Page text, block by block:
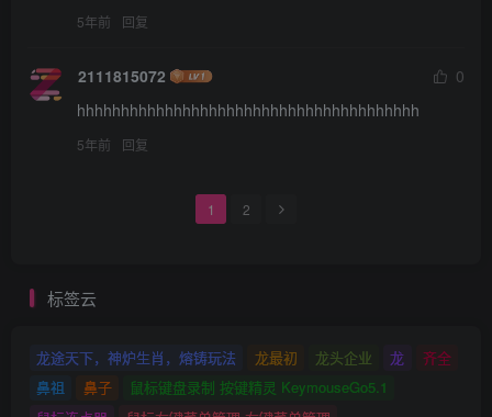
5年前 回复
2111815072
0
hhhhhhhhhhhhhhhhhhhhhhhhhhhhhhhhhhhhhhh
5年前 回复
1 2
标签云
龙途天下，神炉生肖，熔铸玩法 龙最初 龙头企业 龙
齐全
鼻祖
鼻子
鼠标键盘录制 按键精灵 KeymouseGo5.1